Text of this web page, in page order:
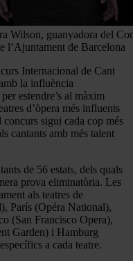
Wilson, guanyadora del
l’Ajuntament de Barcelona
Internacional de Cant
la influència
estendre’s al màxim
d’òpera més influents
sigui cada cop més
cantants amb més talent
de 56 estats, dels quals
prova eliminatòria. Les
als teatres de
París (Opéra National),
(San Francisco Opera),
Garden) i Hamburg
a cada teatre.